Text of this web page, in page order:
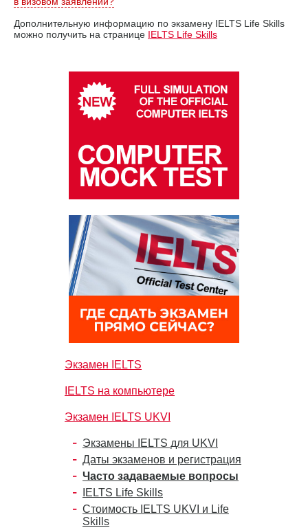
Дополнительную информацию по экзамену IELTS Life Skills
можно получить на странице IELTS Life Skills
Экзамен IELTS
IELTS на компьютере
Экзамен IELTS UKVI
Экзамены IELTS для UKVI
Даты экзаменов и регистрация
Часто задаваемые вопросы
IELTS Life Skills
Стоимость IELTS UKVI и Life
Skills